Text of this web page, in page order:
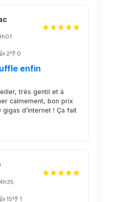
★★★★★
👍 2👎 0
enfin
très gentil et à
calmement, bon prix
d’internet ! Ça fait
★★★★★
👍 15👎 1